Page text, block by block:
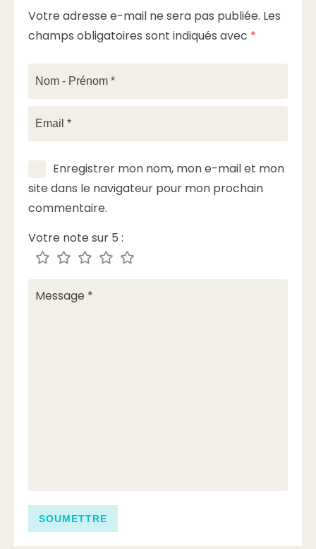
Votre adresse e-mail ne sera pas publiée. Les
champs obligatoires sont indiqués avec *
Enregistrer mon nom, mon e-mail et mon
site dans le navigateur pour mon prochain
commentaire.
Votre note sur 5 :